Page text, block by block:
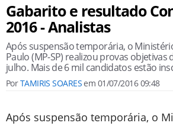
Gabarito e resultado
2016 - Analistas
Após suspensão temporária, o
Paulo (MP-SP) realizou provas objetivas
julho. Mais de 6 mil candidatos estão
PorTAMIRIS SOARESem 01/07/2016 09:48
Após suspensão temporária, o